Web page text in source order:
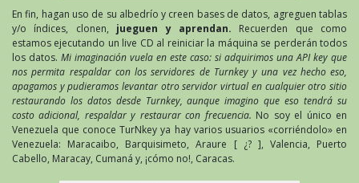
En fin, hagan uso de su albedrío y creen bases de datos, agreguen tablas
y/o índices, clonen, jueguen y aprendan. Recuerden que como
estamos ejecutando un live CD al reiniciar la máquina se perderán todos
los datos. Mi imaginación vuela en este caso: si adquirimos una API key que
nos permita respaldar con los servidores de Turnkey y una vez hecho eso,
apagamos y pudieramos levantar otro servidor virtual en cualquier otro sitio
restaurando los datos desde Turnkey, aunque imagino que eso tendrá su
costo adicional, respaldar y restaurar con frecuencia. No soy el único en
Venezuela que conoce TurNkey ya hay varios usuarios «corriéndolo» en
Venezuela: Maracaibo, Barquisimeto, Araure [ ¿? ], Valencia, Puerto
Cabello, Maracay, Cumaná y, ¡cómo no!, Caracas.